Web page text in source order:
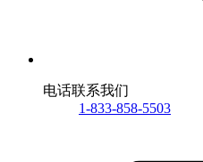
电话联系我们
1-833-858-5503